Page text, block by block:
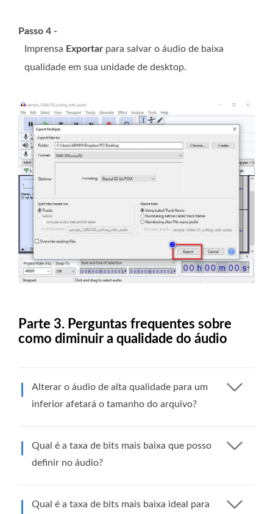
Passo 4 -
Imprensa Exportar para salvar o áudio de baixa
qualidade em sua unidade de desktop.
Parte 3. Perguntas frequentes sobre
como diminuir a qualidade do áudio
Alterar o áudio de alta qualidade para um
inferior afetará o tamanho do arquivo?
Qual é a taxa de bits mais baixa que posso
definir no áudio?
Qual é a taxa de bits mais baixa ideal para